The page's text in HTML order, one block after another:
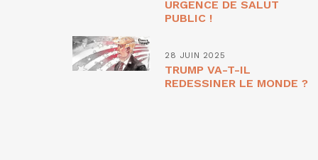
URGENCE DE SALUT
PUBLIC !
28 JUIN 2025
TRUMP VA-T-IL
REDESSINER LE MONDE ?